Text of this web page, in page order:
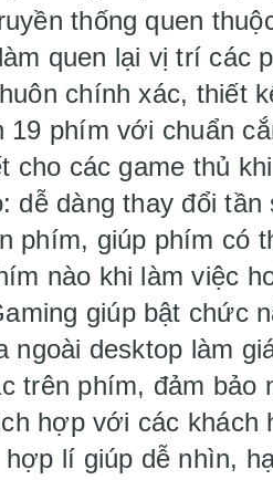
thống quen
quen lại vị trí các
chính xác,
19 phím với chuẩn
cho các game thủ
dễ dàng thay đổi
phím, giúp phím có
nào khi làm việc
giúp bật chức
ngoài desktop làm
trên phím, đảm bảo
hợp với các
lí giúp dễ nhìn,